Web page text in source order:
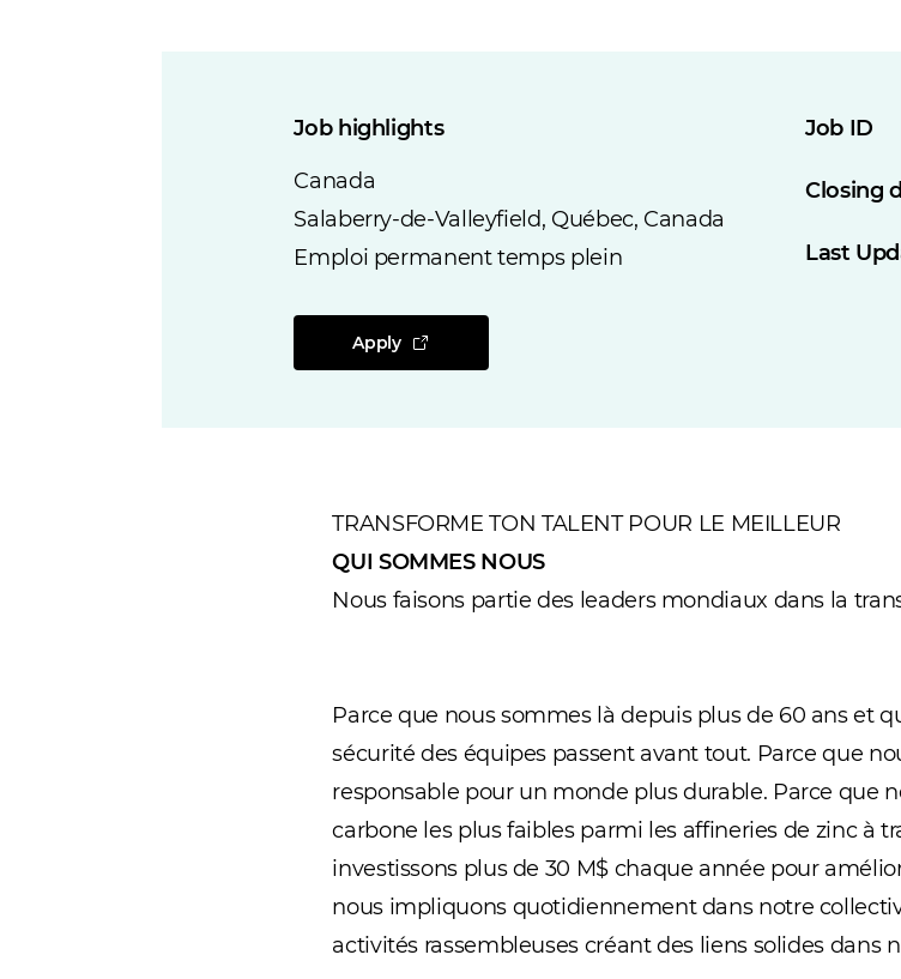
Job highlights
Canada
Salaberry-de-Valleyfield, Québec, Canada
Emploi permanent temps plein
Job ID
Closing
Last
Apply
TRANSFORME TON TALENT POUR LE MEILLEUR
QUI SOMMES NOUS
Nous faisons partie des leaders mondiaux dans la
Parce que nous sommes là depuis plus de 60 ans et
sécurité des équipes passent avant tout. Parce que
responsable pour un monde plus durable. Parce que
carbone les plus faibles parmi les affineries de zinc à
investissons plus de 30 M$ chaque année pour
nous impliquons quotidiennement dans notre
activités rassembleuses créant des liens solides dans